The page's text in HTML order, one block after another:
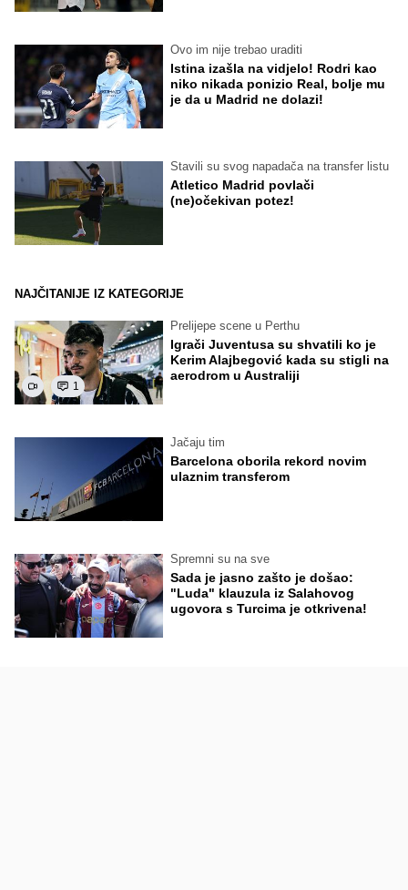
Ovo im nije trebao uraditi
Istina izašla na vidjelo! Rodri kao
niko nikada ponizio Real, bolje mu
je da u Madrid ne dolazi!
Stavili su svog napadača na transfer listu
Atletico Madrid povlači
(ne)očekivan potez!
NAJČITANIJE IZ KATEGORIJE
1
Prelijepe scene u Perthu
Igrači Juventusa su shvatili ko je
Kerim Alajbegović kada su stigli na
aerodrom u Australiji
Jačaju tim
Barcelona oborila rekord novim
ulaznim transferom
Spremni su na sve
Sada je jasno zašto je došao:
"Luda" klauzula iz Salahovog
ugovora s Turcima je otkrivena!